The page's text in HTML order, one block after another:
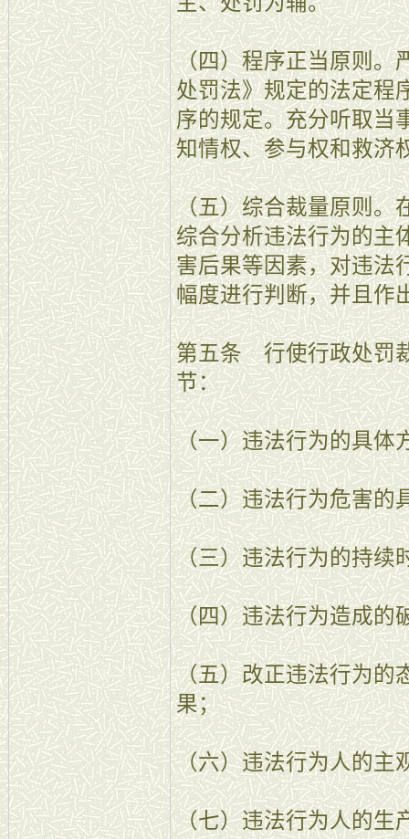
（四）程序正当原则。
处罚法》规定的法定程
序的规定。充分听取当
知情权、参与权和救济
（五）综合裁量原则。
综合分析违法行为的主
害后果等因素，对违法
幅度进行判断，并且作
第五条 行使行政处罚
节：
（一）违法行为的具体
（二）违法行为危害的
（三）违法行为的持续
（四）违法行为造成的
（五）改正违法行为的
果；
（六）违法行为人的主
（七）违法行为人的生